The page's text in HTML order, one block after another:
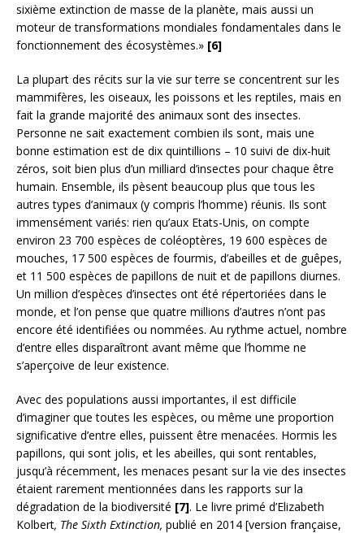
sixième extinction de masse de la planète, mais aussi un
moteur de transformations mondiales fondamentales dans le
fonctionnement des écosystèmes.» [6]
La plupart des récits sur la vie sur terre se concentrent sur les
mammifères, les oiseaux, les poissons et les reptiles, mais en
fait la grande majorité des animaux sont des insectes.
Personne ne sait exactement combien ils sont, mais une
bonne estimation est de dix quintillions – 10 suivi de dix-huit
zéros, soit bien plus d’un milliard d’insectes pour chaque être
humain. Ensemble, ils pèsent beaucoup plus que tous les
autres types d’animaux (y compris l’homme) réunis. Ils sont
immensément variés: rien qu’aux Etats-Unis, on compte
environ 23 700 espèces de coléoptères, 19 600 espèces de
mouches, 17 500 espèces de fourmis, d’abeilles et de guêpes,
et 11 500 espèces de papillons de nuit et de papillons diurnes.
Un million d’espèces d’insectes ont été répertoriées dans le
monde, et l’on pense que quatre millions d’autres n’ont pas
encore été identifiées ou nommées. Au rythme actuel, nombre
d’entre elles disparaîtront avant même que l’homme ne
s’aperçoive de leur existence.
Avec des populations aussi importantes, il est difficile
d’imaginer que toutes les espèces, ou même une proportion
significative d’entre elles, puissent être menacées. Hormis les
papillons, qui sont jolis, et les abeilles, qui sont rentables,
jusqu’à récemment, les menaces pesant sur la vie des insectes
étaient rarement mentionnées dans les rapports sur la
dégradation de la biodiversité [7]. Le livre primé d’Elizabeth
Kolbert, The Sixth Extinction, publié en 2014 [version française,